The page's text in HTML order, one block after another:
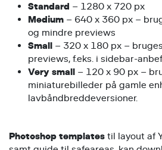
Standard – 1280 x 720 px
Medium – 640 x 360 px –
og mindre previews
Small – 320 x 180 px –
previews, f.eks. i sidebar-
Very small – 120 x 90 px –
miniaturebilleder på gamle
lavbåndbreddeversioner.
Photoshop templates til layout af